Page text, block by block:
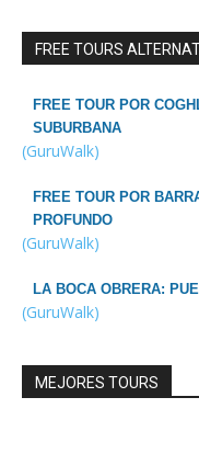
FREE TOURS
FREE TOUR POR
SUBURBANA
(GuruWalk)
FREE TOUR POR
PROFUNDO
(GuruWalk)
LA BOCA OBRERA:
(GuruWalk)
MEJORES TOURS